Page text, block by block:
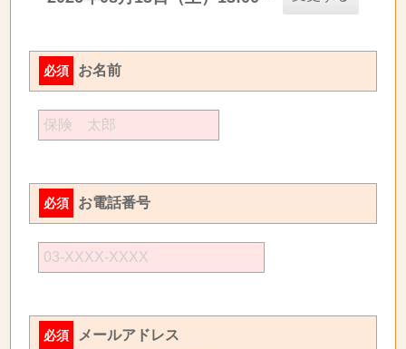
必須 お名前
必須 お電話番号
必須 メールアドレス